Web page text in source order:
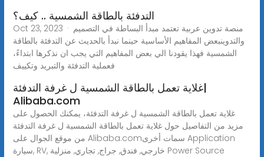
التدفئة بالطاقة الشمسية .. كيف؟
Oct 23, 2023 · منصة تدوين عربية تعتمد مبدأ البساطة في التصميم
والتدوينبعض المفاهيم الأساسية حينما نبدأ بالحديث عن التدفئة بالطاقة
الشمسية فهذا يقودنا الي بعض المفاهيم التي يجب ان نذكرها ابتداءً،
فعملية التدفئة والتبريد وتكييف
غلاية تعمل بالطاقة الشمسية ل غرفة التدفئة|
Alibaba.com
غلاية تعمل بالطاقة الشمسية ل غرفة التدفئة، يمكنك الحصول على
مزيد من التفاصيل حول غلاية تعمل بالطاقة الشمسية ل غرفة التدفئة
من موقع الجوال على Alibaba.comسمات أخرى Application
سيارة, RV, خارجي, فندق, جراج, تجاري, منزلية Power Source